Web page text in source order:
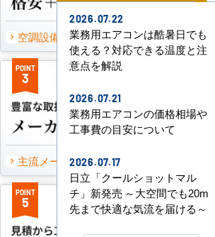
空調設備のご提案について 選ばれ
POINT
3
主流メーカーを全取扱可能 47都
POINT
5
POINT
6
2026.07.22
業務用エアコンは酷暑日でも
使える？対応できる温度と注
意点を解説
2026.07.21
業務用エアコンの価格相場や
工事費の目安について
2026.07.17
日立「クールショットマル
チ」新発売 ～大空間でも20m
先まで快適な気流を届ける～